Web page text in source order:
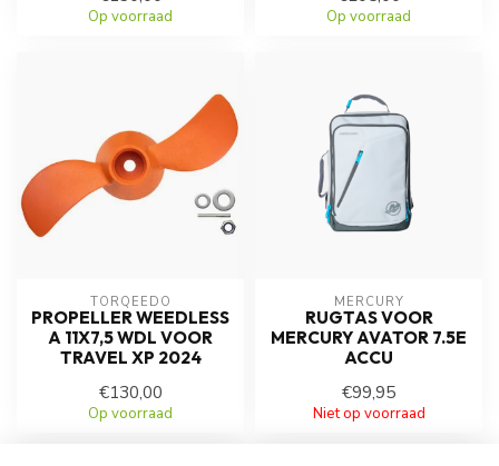
Op voorraad Op voorraad
TORQEEDO
PROPELLER WEEDLESS
A 11X7,5 WDL VOOR
TRAVEL XP 2024
€130,00
Op voorraad
MERCURY
RUGTAS VOOR
MERCURY AVATOR 7.5E
ACCU
€99,95
Niet op voorraad